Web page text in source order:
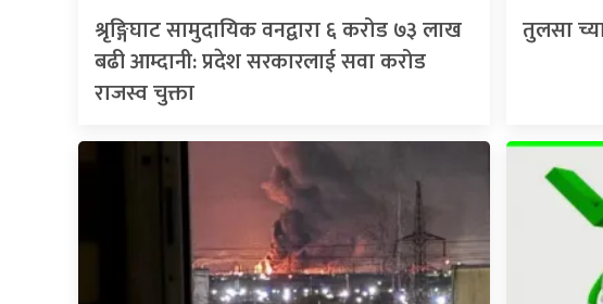
श्रृङ्गिघाट सामुदायिक वनद्वारा ६ करोड ७३ लाख
बढी आम्दानी: प्रदेश सरकारलाई सवा करोड
राजस्व चुक्ता
तुलसा